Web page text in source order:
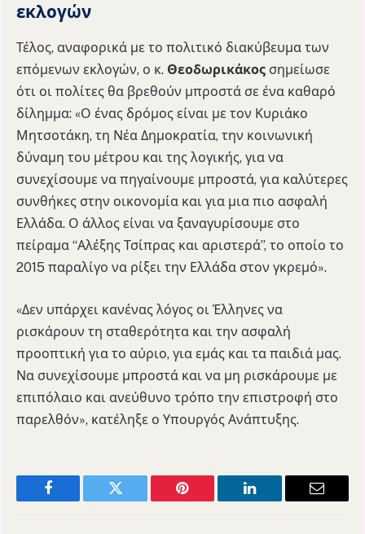
εκλογών
Τέλος, αναφορικά με το πολιτικό διακύβευμα των
επόμενων εκλογών, ο κ. Θεοδωρικάκος σημείωσε
ότι οι πολίτες θα βρεθούν μπροστά σε ένα καθαρό
δίλημμα: «Ο ένας δρόμος είναι με τον Κυριάκο
Μητσοτάκη, τη Νέα Δημοκρατία, την κοινωνική
δύναμη του μέτρου και της λογικής, για να
συνεχίσουμε να πηγαίνουμε μπροστά, για καλύτερες
συνθήκες στην οικονομία και για μια πιο ασφαλή
Ελλάδα. Ο άλλος είναι να ξαναγυρίσουμε στο
πείραμα “Αλέξης Τσίπρας και αριστερά”, το οποίο το
2015 παραλίγο να ρίξει την Ελλάδα στον γκρεμό».
«Δεν υπάρχει κανένας λόγος οι Έλληνες να
ρισκάρουν τη σταθερότητα και την ασφαλή
προοπτική για το αύριο, για εμάς και τα παιδιά μας.
Να συνεχίσουμε μπροστά και να μη ρισκάρουμε με
επιπόλαιο και ανεύθυνο τρόπο την επιστροφή στο
παρελθόν», κατέληξε ο Υπουργός Ανάπτυξης.
Facebook Twitter Pinterest LinkedIn Email